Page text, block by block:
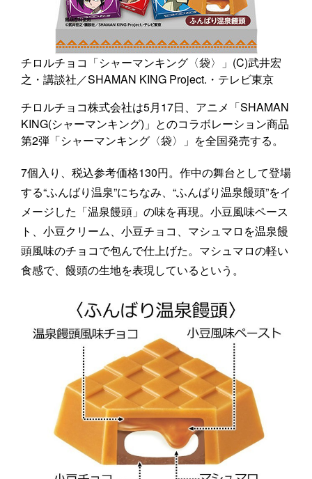
チロルチョコ「シャーマンキング〈袋〉」(C)武井宏
之・講談社／SHAMAN KING Project.・テレビ東京
チロルチョコ株式会社は5月17日、アニメ「SHAMAN
KING(シャーマンキング)」とのコラボレーション商品
第2弾「シャーマンキング〈袋〉」を全国発売する。
7個入り、税込参考価格130円。作中の舞台として登場
する“ふんばり温泉”にちなみ、“ふんばり温泉饅頭”をイ
メージした「温泉饅頭」の味を再現。小豆風味ペース
ト、小豆クリーム、小豆チョコ、マシュマロを温泉饅
頭風味のチョコで包んで仕上げた。マシュマロの軽い
食感で、饅頭の生地を表現しているという。